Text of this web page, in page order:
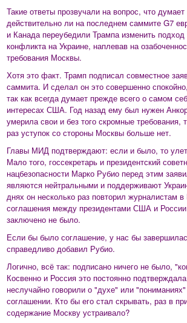
Такие ответы прозвучали на вопрос, что
действительно ли на последнем саммите G7
и Канада переубедили Трампа изменить
конфликта на Украине, наплевав на
требования Москвы.
Хотя это факт. Трамп подписал совместное
саммита. И сделал он это совершенно
так как всегда думает прежде всего о самом
интересах США. Год назад ему был нужен
умерила свои и без того скромные требования,
раз уступок со стороны Москвы больше нет.
Главы МИД подтверждают: если и было, то
Мало того, госсекретарь и президентский
нацбезопасности Марко Рубио перед этим
являются нейтральными и поддерживают
днях он несколько раз повторил журналистам
соглашения между президентами США и
заключено не было.
Если бы было соглашение, у нас бы
справедливо добавил Рубио.
Логично, всё так: подписано ничего не было,
Косвенно и Россия это постоянно
неслучайно говорили о "духе" или
соглашении. Кто бы его стал скрывать, раз в
содержание Москву устраивало?